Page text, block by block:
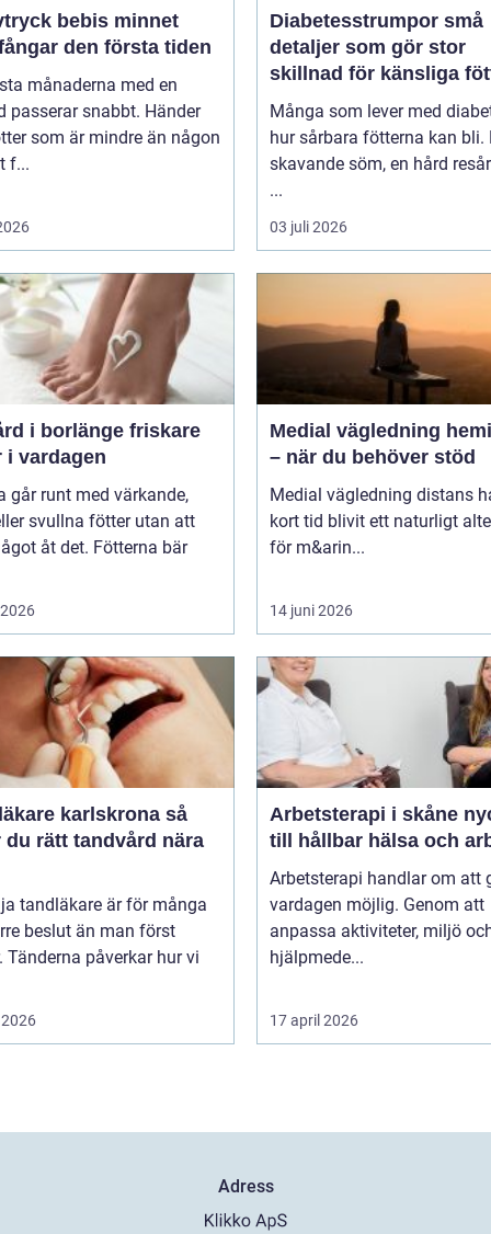
bebis minnet
den första tiden
månaderna med en
passerar snabbt. Händer
som är mindre än någon
f...
Diabetesstrumpor små
detaljer som gör stor
skillnad för känsliga
Många som lever med
hur sårbara fötterna kan bli.
skavande söm, en hård
...
03 juli 2026
i borlänge friskare
i vardagen
går runt med värkande,
svullna fötter utan att
åt det. Fötterna bär
Medial vägledning
– när du behöver stöd
Medial vägledning distans
kort tid blivit ett naturligt
för m&arin...
14 juni 2026
karlskrona så
du rätt tandvård nära
tandläkare är för många
beslut än man först
Tänderna påverkar hur vi
Arbetsterapi i skåne nyckeln
till hållbar hälsa och
Arbetsterapi handlar om att
vardagen möjlig. Genom att
anpassa aktiviteter, miljö
hjälpmede...
17 april 2026
Adress